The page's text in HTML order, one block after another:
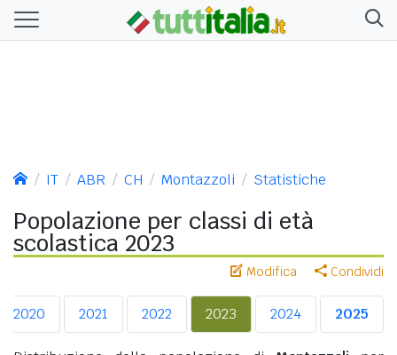
IT ABR CH Montazzoli Statistiche
Popolazione per classi di età
scolastica 2023
Modifica Condividi
2020 2021 2022 2023 2024 2025